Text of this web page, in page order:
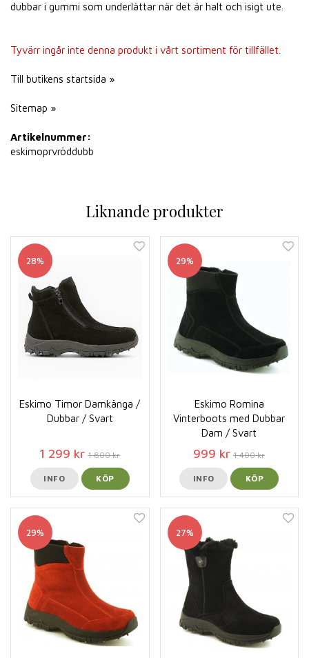
dubbar i gummi som underlättar när det är halt och isigt ute.
Tyvärr ingår inte denna produkt i vårt sortiment för tillfället.
Till butikens startsida »
Sitemap »
Artikelnummer:
eskimoprvröddubb
Liknande produkter
28%
Eskimo Timor Damkänga /
Dubbar / Svart
1 299 kr 1 800 kr
INFO KÖP
29%
Eskimo Romina
Vinterboots med Dubbar
Dam / Svart
999 kr 1 400 kr
INFO KÖP
29% 27%